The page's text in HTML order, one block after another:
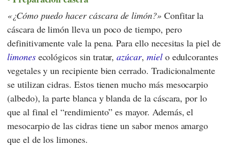
¿Cómo puedo hacer cáscara de limón? Confitar la
cáscara de limón lleva un poco de tiempo, pero
definitivamente vale la pena. Para ello necesitas la piel de
limonesecológicos sin tratar,azúcar, mielo edulcorantes
vegetales y un recipiente bien cerrado. Tradicionalmente
se utilizan cidras. Estos tienen mucho más mesocarpio
(albedo), la parte blanca y blanda de la cáscara, por lo
que al final el “rendimiento” es mayor. Además, el
mesocarpio de las cidras tiene un sabor menos amargo
que el de los limones.